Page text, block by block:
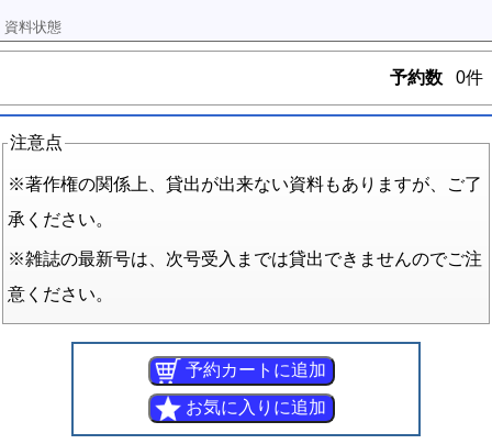
予約数 0件
注意点
※著作権の関係上、貸出が出来ない資料もありますが、ご了
承ください。
※雑誌の最新号は、次号受入までは貸出できませんのでご注
意ください。